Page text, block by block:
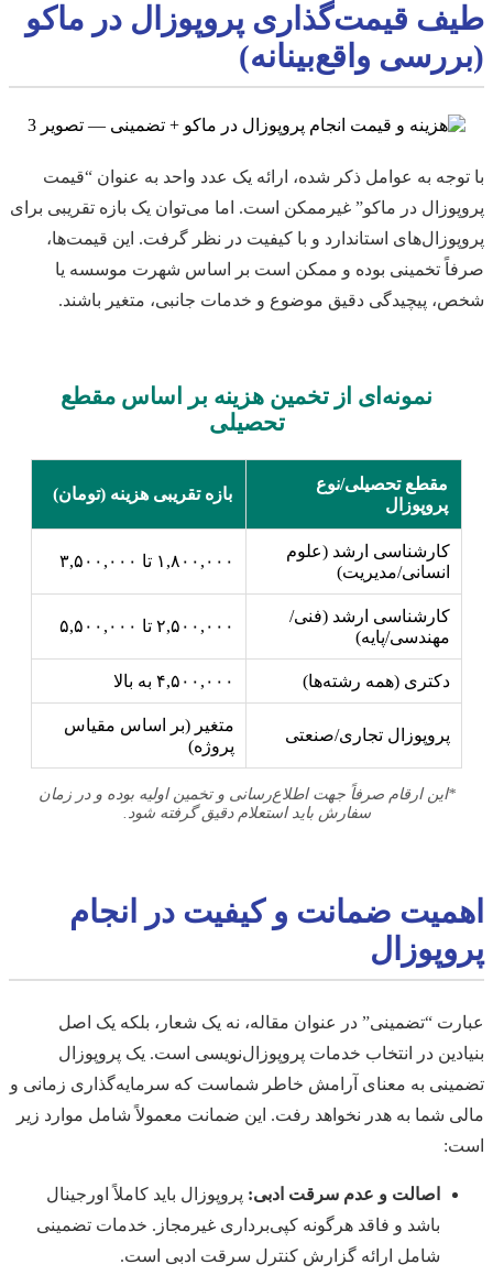
طیف قیمت‌گذاری پروپوزال در ماکو
(بررسی واقع‌بینانه)
با توجه به عوامل ذکر شده، ارائه یک عدد واحد به عنوان “قیمت
پروپوزال در ماکو” غیرممکن است. اما می‌توان یک بازه تقریبی برای
پروپوزال‌های استاندارد و با کیفیت در نظر گرفت. این قیمت‌ها،
صرفاً تخمینی بوده و ممکن است بر اساس شهرت موسسه یا
شخص، پیچیدگی دقیق موضوع و خدمات جانبی، متغیر باشند.
نمونه‌ای از تخمین هزینه بر اساس مقطع
تحصیلی
مقطع تحصیلی/نوع
پروپوزال
بازه تقریبی هزینه (تومان)
کارشناسی ارشد (علوم
انسانی/مدیریت)
۱,۸۰۰,۰۰۰ تا ۳,۵۰۰,۰۰۰
کارشناسی ارشد (فنی/
مهندسی/پایه)
۲,۵۰۰,۰۰۰ تا ۵,۵۰۰,۰۰۰
دکتری (همه رشته‌ها) ۴,۵۰۰,۰۰۰ به بالا
پروپوزال تجاری/صنعتی
متغیر (بر اساس مقیاس
پروژه)
*این ارقام صرفاً جهت اطلاع‌رسانی و تخمین اولیه بوده و در زمان
سفارش باید استعلام دقیق گرفته شود.
اهمیت ضمانت و کیفیت در انجام
پروپوزال
عبارت “تضمینی” در عنوان مقاله، نه یک شعار، بلکه یک اصل
بنیادین در انتخاب خدمات پروپوزال‌نویسی است. یک پروپوزال
تضمینی به معنای آرامش خاطر شماست که سرمایه‌گذاری زمانی و
مالی شما به هدر نخواهد رفت. این ضمانت معمولاً شامل موارد زیر
است:
اصالت و عدم سرقت ادبی: پروپوزال باید کاملاً اورجینال
باشد و فاقد هرگونه کپی‌برداری غیرمجاز. خدمات تضمینی
شامل ارائه گزارش کنترل سرقت ادبی است.